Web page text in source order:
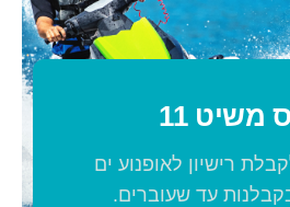
משיט 11
רישיון לאופנוע ים
עד שעוברים.